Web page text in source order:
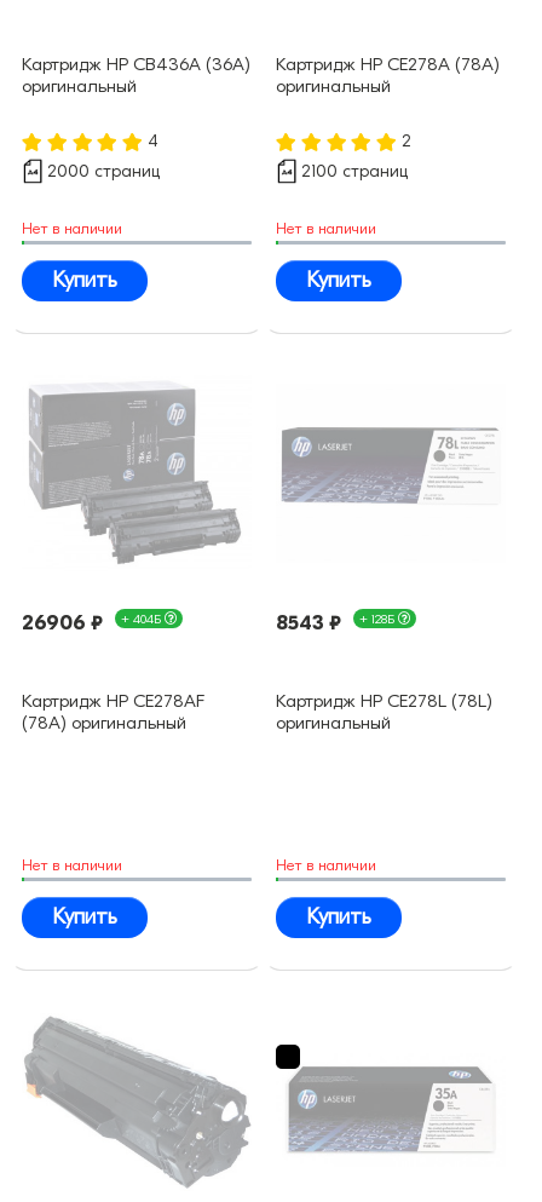
Картридж HP CB436A (36A)
оригинальный
4
2000 страниц
Нет в наличии
Купить
Картридж HP CE278A (78A)
оригинальный
2
2100 страниц
Нет в наличии
Купить
26906 ₽ + 404Б
Картридж HP CE278AF
(78A) оригинальный
Нет в наличии
Купить
8543 ₽ + 128Б
Картридж HP CE278L (78L)
оригинальный
Нет в наличии
Купить